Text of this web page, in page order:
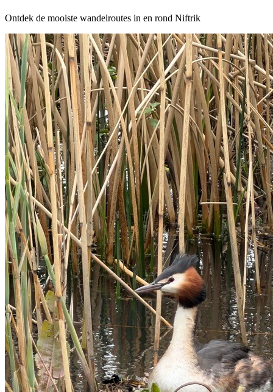
Ontdek de mooiste wandelroutes in en rond Niftrik